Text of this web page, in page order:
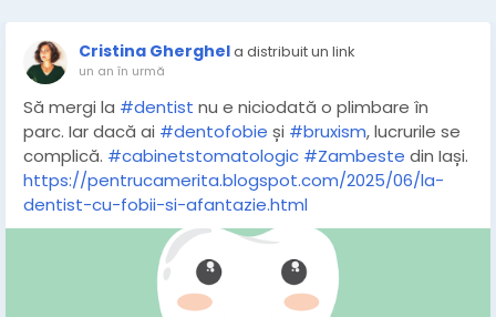
Cristina Gherghela distribuit un link
un an în urmă
Să mergi la #dentist nu e niciodată o plimbare în
parc. Iar dacă ai #dentofobie și #bruxism, lucrurile se
complică. #cabinetstomatologic #Zambeste din Iași.
https://pentrucamerita.blogspot.com/2025/06/la-
dentist-cu-fobii-si-afantazie.html